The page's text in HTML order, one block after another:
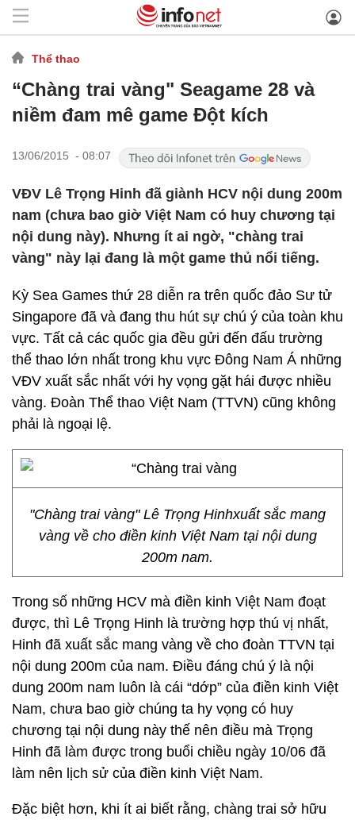
Thể thao
“Chàng trai vàng" Seagame 28 và
niềm đam mê game Đột kích
13/06/2015 - 08:07
VĐV Lê Trọng Hinh đã giành HCV nội dung 200m
nam (chưa bao giờ Việt Nam có huy chương tại
nội dung này). Nhưng ít ai ngờ, "chàng trai
vàng" này lại đang là một game thủ nổi tiếng.
Kỳ Sea Games thứ 28 diễn ra trên quốc đảo Sư tử
Singapore đã và đang thu hút sự chú ý của toàn khu
vực. Tất cả các quốc gia đều gửi đến đấu trường
thể thao lớn nhất trong khu vực Đông Nam Á những
VĐV xuất sắc nhất với hy vọng gặt hái được nhiều
vàng. Đoàn Thể thao Việt Nam (TTVN) cũng không
phải là ngoại lệ.
"Chàng trai vàng" Lê Trọng Hinhxuất sắc mang
vàng về cho điền kinh Việt Nam tại nội dung
200m nam.
Trong số những HCV mà điền kinh Việt Nam đoạt
được, thì Lê Trọng Hinh là trường hợp thú vị nhất,
Hinh đã xuất sắc mang vàng về cho đoàn TTVN tại
nội dung 200m của nam. Điều đáng chú ý là nội
dung 200m nam luôn là cái “dớp” của điền kinh Việt
Nam, chưa bao giờ chúng ta hy vọng có huy
chương tại nội dung này thế nên điều mà Trọng
Hinh đã làm được trong buổi chiều ngày 10/06 đã
làm nên lịch sử của điền kinh Việt Nam.
Đặc biệt hơn, khi ít ai biết rằng, chàng trai sở hữu